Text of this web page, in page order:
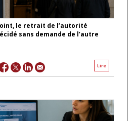
le retrait de l’autorité
sans demande de l’autre
Lire